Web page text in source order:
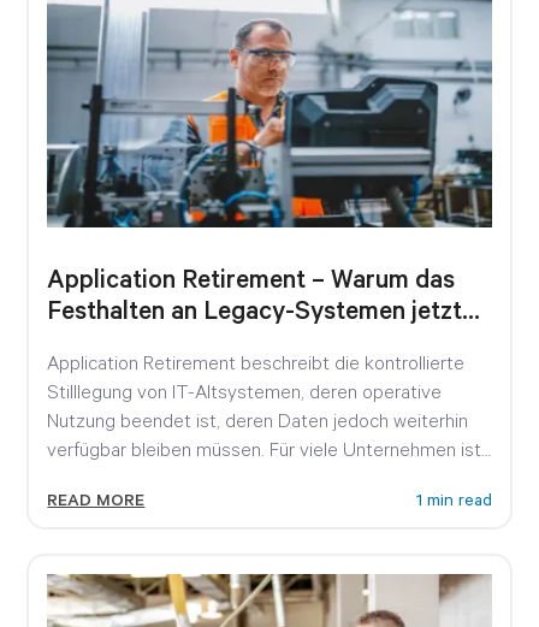
Application Retirement – Warum das
Festhalten an Legacy-Systemen jetzt
Application Retirement beschreibt die kontrollierte
Stilllegung von IT-Altsystemen, deren operative
Nutzung beendet ist, deren Daten jedoch weiterhin
verfügbar bleiben müssen. Für viele Unternehmen ist
READ MORE 1 min read